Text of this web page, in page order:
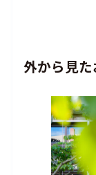
外から見